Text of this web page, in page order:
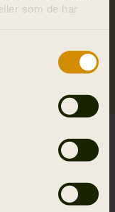
som de har